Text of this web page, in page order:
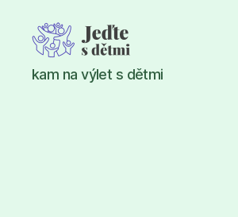
Jeďte
s
kam na výlet s dětmi